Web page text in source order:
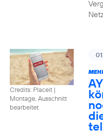
Credits: Placeit |
Montage, Ausschnitt
bearbeitet